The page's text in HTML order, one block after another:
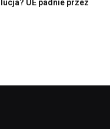
UE padnie przez